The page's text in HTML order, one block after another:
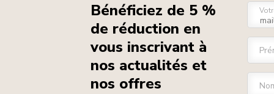
Bénéficiez de 5 %
de réduction en
vous inscrivant à
nos actualités et
nos offres